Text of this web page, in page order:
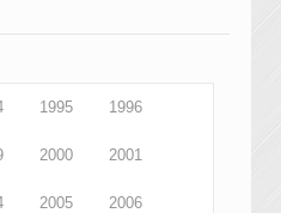
1995 1996
2000 2001
2005 2006